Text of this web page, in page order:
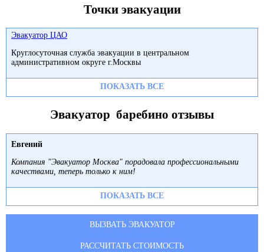
Точки эвакуации
Эвакуатор ЦАО
Круглосуточная служба эвакуации в центральном
административном округе г.Москвы
ПОКАЗАТЬ ВСЕ
Эвакуатор баребино отзывы
Евгений
Компания "Эвакуатор Москва" порадовала профессиональными
качествами, теперь только к ним!
ПОКАЗАТЬ ВСЕ
ВЫЗВАТЬ ЭВАКУАТОР
РАССЧИТАТЬ СТОИМОСТЬ